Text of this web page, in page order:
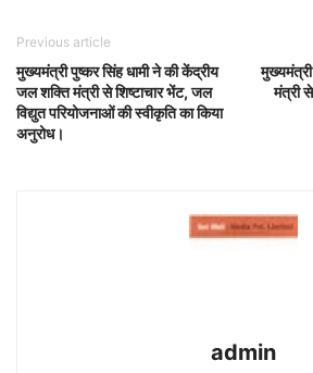
Previous article
मुख्यमंत्री पुष्कर सिंह धामी ने की केंद्रीय
जल शक्ति मंत्री से शिष्टाचार भेंट, जल
विद्युत परियोजनाओं की स्वीकृति का किया
अनुरोध।
मंत्री
admin